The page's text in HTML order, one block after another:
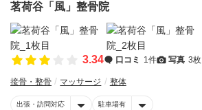
茗荷谷「風」整骨院
3.34 口コミ 1件 写真 3枚
接骨・整骨 マッサージ 整体
出張・訪問対応 駐車場有